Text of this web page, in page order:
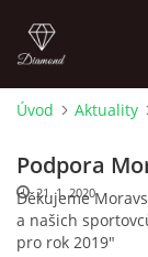
AKTUALITY
Úvod Aktuality
Podpora
21. 1. 2020
Děkujeme
a našich
pro rok 2019"